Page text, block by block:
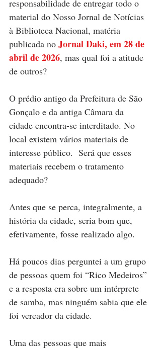
responsabilidade de entregar todo o
material do Nosso Jornal de Notícias
à Biblioteca Nacional, matéria
publicada no Jornal Daki, em 28 de
abril de 2026, mas qual foi a atitude
de outros?
O prédio antigo da Prefeitura de São
Gonçalo e da antiga Câmara da
cidade encontra-se interditado. No
local existem vários materiais de
interesse público.  Será que esses
materiais recebem o tratamento
adequado?
Antes que se perca, integralmente, a
história da cidade, seria bom que,
efetivamente, fosse realizado algo.
Há poucos dias perguntei a um grupo
de pessoas quem foi “Rico Medeiros”
e a resposta era sobre um intérprete
de samba, mas ninguém sabia que ele
foi vereador da cidade.
Uma das pessoas que mais